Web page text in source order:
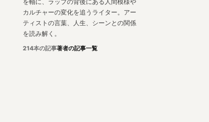
カルチャーの変化を追うライター。アー
ティストの言葉、人生、シーンとの関係
を読み解く。
214本の記事著者の記事一覧